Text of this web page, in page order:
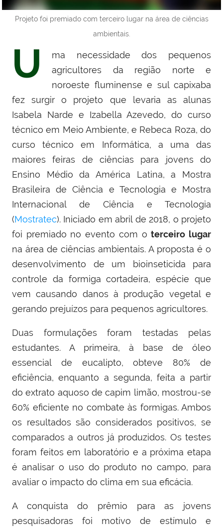
Projeto foi premiado com terceiro lugar na área de ciências
ambientais.
U
ma necessidade dos pequenos
agricultores da região norte e
noroeste fluminense e sul capixaba
fez surgir o projeto que levaria as alunas
Isabela Narde e Izabella Azevedo, do curso
técnico em Meio Ambiente, e Rebeca Roza, do
curso técnico em Informática, a uma das
maiores feiras de ciências para jovens do
Ensino Médio da América Latina, a Mostra
Brasileira de Ciência e Tecnologia e Mostra
Internacional de Ciência e Tecnologia
(Mostratec). Iniciado em abril de 2018, o projeto
foi premiado no evento com oterceiro lugar
na área de ciências ambientais. A proposta é o
desenvolvimento de um bioinseticida para
controle da formiga cortadeira, espécie que
vem causando danos à produção vegetal e
gerando prejuízos para pequenos agricultores.
Duas formulações foram testadas pelas
estudantes. A primeira, à base de óleo
essencial de eucalipto, obteve 80% de
eficiência, enquanto a segunda, feita a partir
do extrato aquoso de capim limão, mostrou-se
60% eficiente no combate às formigas. Ambos
os resultados são considerados positivos, se
comparados a outros já produzidos. Os testes
foram feitos em laboratório e a próxima etapa
é analisar o uso do produto no campo, para
avaliar o impacto do clima em sua eficácia.
A conquista do prêmio para as jovens
pesquisadoras foi motivo de estímulo e